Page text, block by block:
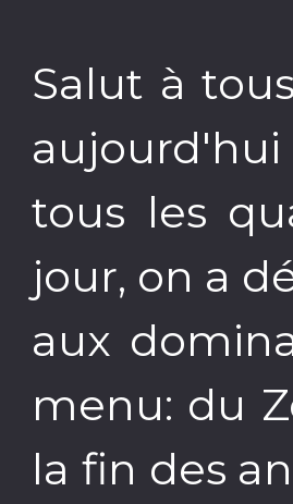
Salut à
tous les
jour, on a
aux
menu: du
la fin des